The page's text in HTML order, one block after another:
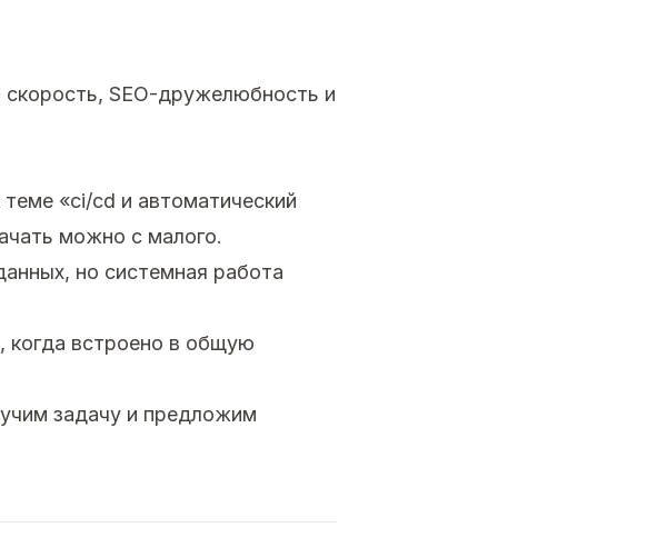
SEO-дружелюбность и
«ci/cd и автоматический
можно с малого.
но системная работа
когда встроено в общую
задачу и предложим